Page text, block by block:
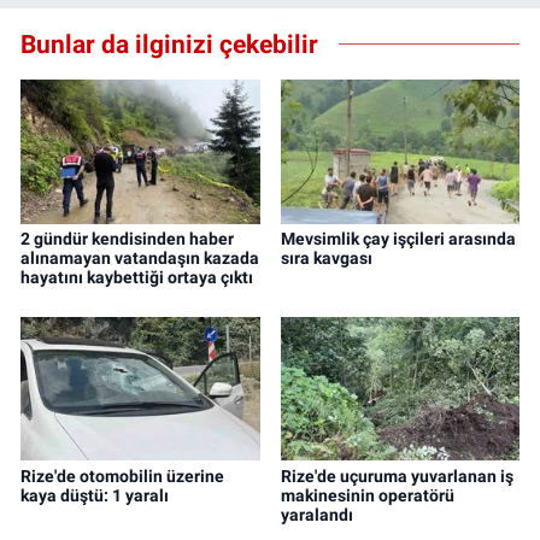
Bunlar da ilginizi çekebilir
2 gündür kendisinden haber
alınamayan vatandaşın kazada
hayatını kaybettiği ortaya çıktı
Mevsimlik çay işçileri arasında
sıra kavgası
Rize'de otomobilin üzerine
kaya düştü: 1 yaralı
Rize'de uçuruma yuvarlanan iş
makinesinin operatörü
yaralandı